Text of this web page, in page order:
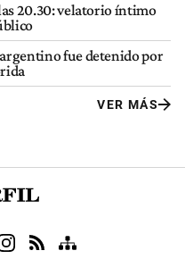
20.30: velatorio íntimo
fue detenido por
VER MÁS